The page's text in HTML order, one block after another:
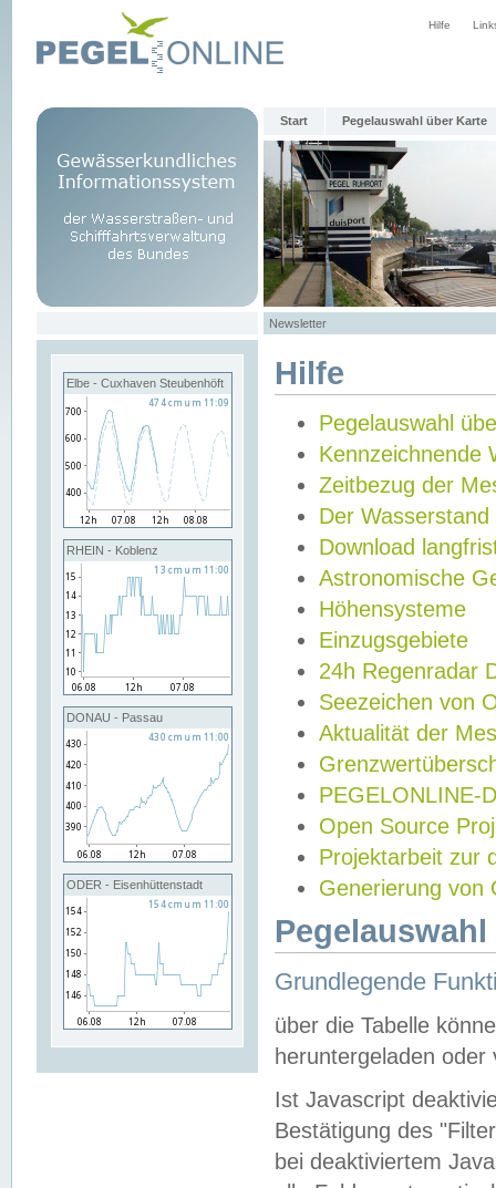
Hilfe
Start Pegelauswahl über Karte
Newsletter
Elbe - Cuxhaven Steubenhöft
RHEIN - Koblenz
DONAU - Passau
ODER - Eisenhüttenstadt
Hilfe
Pegelauswahl
Kennzeichnende
Zeitbezug der
Der Wasserstand
Download
Astronomische
Höhensysteme
Einzugsgebiete
24h Regenradar
Seezeichen von
Aktualität der
PEGELONLINE-
Open Source
Projektarbeit zur
Generierung von
Grundlegende
über die Tabelle
heruntergeladen oder
Ist Javascript
Bestätigung des
bei deaktiviertem